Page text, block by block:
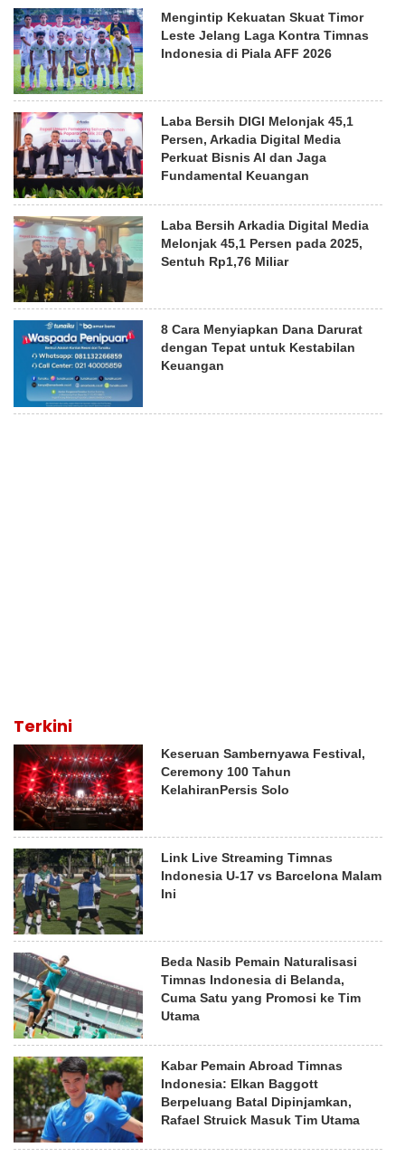
Mengintip Kekuatan Skuat Timor
Leste Jelang Laga Kontra Timnas
Indonesia di Piala AFF 2026
Laba Bersih DIGI Melonjak 45,1
Persen, Arkadia Digital Media
Perkuat Bisnis AI dan Jaga
Fundamental Keuangan
Laba Bersih Arkadia Digital Media
Melonjak 45,1 Persen pada 2025,
Sentuh Rp1,76 Miliar
8 Cara Menyiapkan Dana Darurat
dengan Tepat untuk Kestabilan
Keuangan
Terkini
Keseruan Sambernyawa Festival,
Ceremony 100 Tahun
KelahiranPersis Solo
Link Live Streaming Timnas
Indonesia U-17 vs Barcelona Malam
Ini
Beda Nasib Pemain Naturalisasi
Timnas Indonesia di Belanda,
Cuma Satu yang Promosi ke Tim
Utama
Kabar Pemain Abroad Timnas
Indonesia: Elkan Baggott
Berpeluang Batal Dipinjamkan,
Rafael Struick Masuk Tim Utama